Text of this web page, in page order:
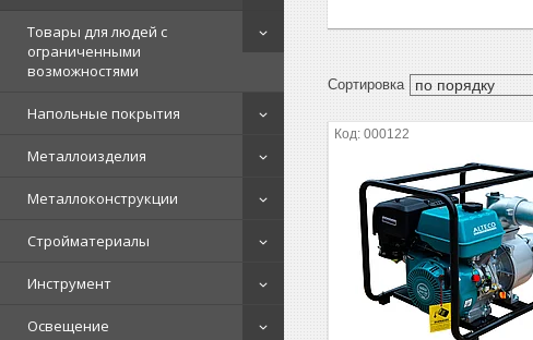
Товары для людей с
ограниченными
возможностями
Напольные покрытия
Металлоизделия
Металлоконструкции
Стройматериалы
Инструмент
Освещение
000122